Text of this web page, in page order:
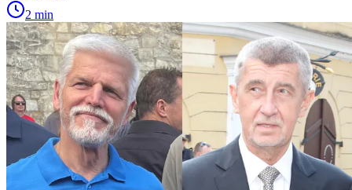
2 min